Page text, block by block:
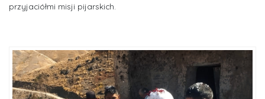
przyjaciółmi misji pijarskich.